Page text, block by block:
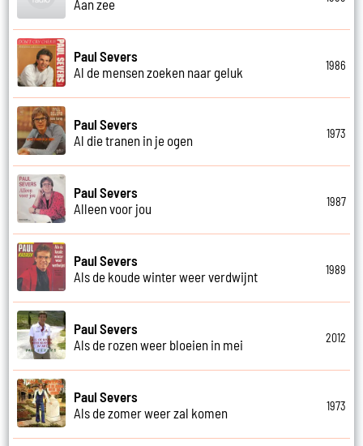
Aan zee
Paul Severs
Al de mensen zoeken naar geluk
1986
Paul Severs
Al die tranen in je ogen
1973
Paul Severs
Alleen voor jou
1987
Paul Severs
Als de koude winter weer verdwijnt
1989
Paul Severs
Als de rozen weer bloeien in mei
2012
Paul Severs
Als de zomer weer zal komen
1973